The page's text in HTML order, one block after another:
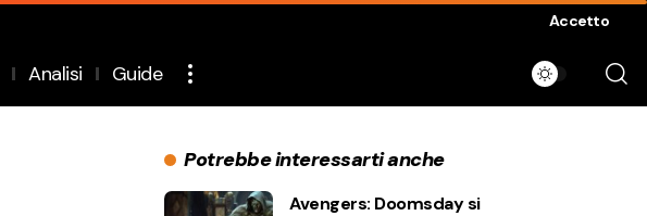
Accetto
Analisi Guide
Potrebbe interessarti anche
Avengers: Doomsday si